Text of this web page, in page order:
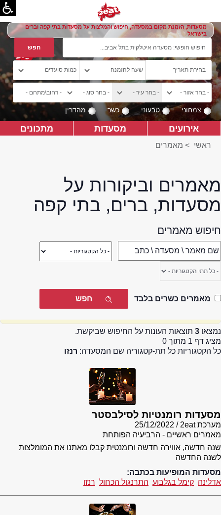
מסעדות, הזמנת מקום במסעדה, חיפוש והמלצות על מסעדות בתי קפה וברים
בישראל
צמחוני טבעוני כשר מהדרין
אירועים מסעדות מתכונים
ראשי > מאמרים
מאמרים וביקורות על
מסעדות, ברים, בתי קפה
חיפוש מאמרים
מאמרים כשרים בלבד
נמצאו 3 תוצאות העונות על החיפוש שביקשת.
מציג דף 1 מתוך 0
כל הקטגוריות כל תת-קטגוריה שם המסעדה: רנזו
מסעדות רומנטיות לסילבסטר
מערכת 2eat
25/12/2022
מאמרים ראשיים - הרביעיה הפותחת
שנה חדשה, אווירה חדשה ורומנטית קבלו מאתנו את המומלצות
לשנה החדשה
מסעדות המופיעות בכתבה:
אדלינה קימל בגלבוע התרנגול הכחול רנזו